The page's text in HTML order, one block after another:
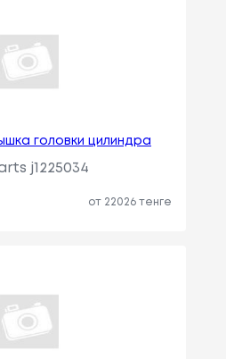
головки цилиндра
j1225034
от 22026 тенге